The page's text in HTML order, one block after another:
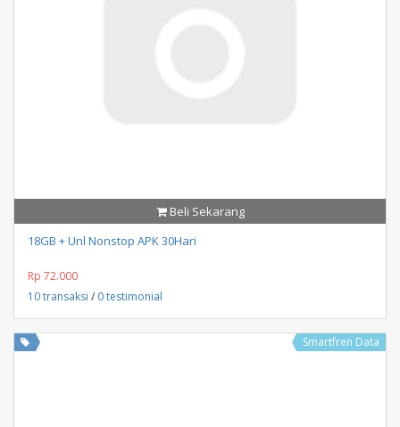
Beli Sekarang
18GB + Unl Nonstop APK 30Hari
Rp 72.000
10 transaksi / 0 testimonial
Smartfren Data